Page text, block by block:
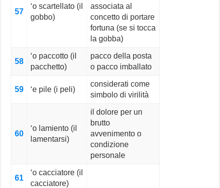
57
‘o scartellato (il
gobbo)
associata al
concetto di portare
fortuna (se si tocca
la gobba)
58
‘o paccotto (il
pacchetto)
pacco della posta
o pacco imballato
59 ‘e pile (i peli)
considerati come
simbolo di virilità
60
‘o lamiento (il
lamentarsi)
il dolore per un
brutto
avvenimento o
condizione
personale
61
‘o cacciatore (il
cacciatore)